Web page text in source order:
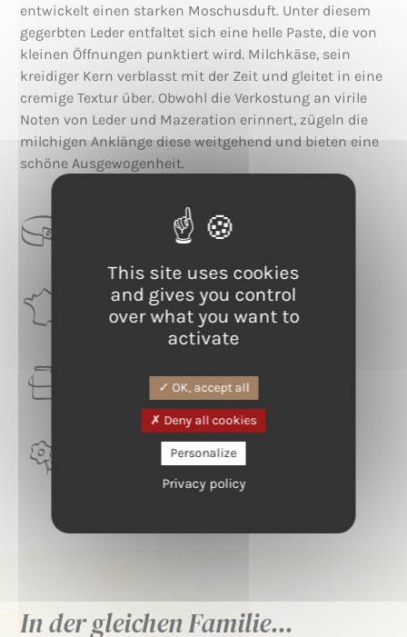
entwickelt einen starken Moschusduft. Unter diesem
gegerbten Leder entfaltet sich eine helle Paste, die von
kleinen Öffnungen punktiert wird. Milchkäse, sein
kreidiger Kern verblasst mit der Zeit und gleitet in eine
cremige Textur über. Obwohl die Verkostung an virile
Noten von Leder und Mazeration erinnert, zügeln die
milchigen Anklänge diese weitgehend und bieten eine
schöne Ausgewogenheit.
Gewaschene Rinde
RÉGION
Hauts-de-France
In der gleichen Familie...
This site uses cookies
and gives you control
over what you want to
activate
OK, accept all
Deny all cookies
Personalize
Privacy policy